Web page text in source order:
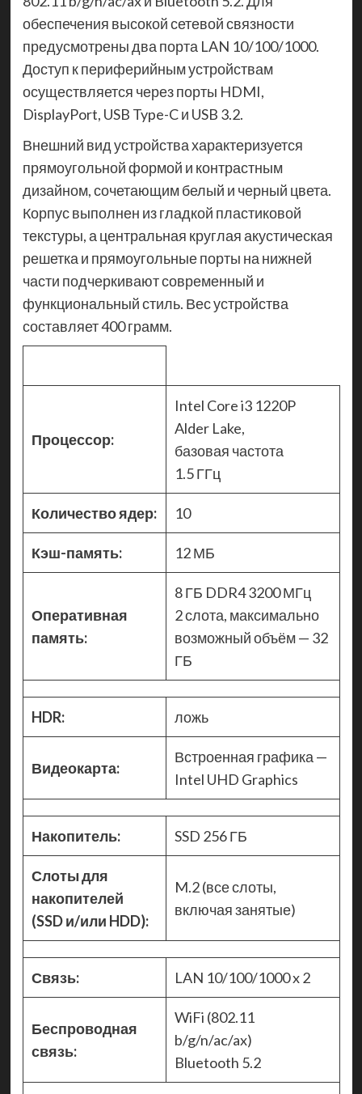
обеспечения высокой сетевой связности
предусмотрены два порта LAN 10/100/1000.
Доступ к периферийным устройствам
осуществляется через порты HDMI,
DisplayPort, USB Type-C и USB 3.2.
Внешний вид устройства характеризуется
прямоугольной формой и контрастным
дизайном, сочетающим белый и черный цвета.
Корпус выполнен из гладкой пластиковой
текстуры, а центральная круглая акустическая
решетка и прямоугольные порты на нижней
части подчеркивают современный и
функциональный стиль. Вес устройства
составляет 400 грамм.
Процессор:
Intel Core i3 1220P
Alder Lake,
базовая частота
1.5 ГГц
Количество ядер: 10
Кэш-память: 12 МБ
Оперативная
память:
8 ГБ DDR4 3200 МГц
2 слота, максимально
возможный объём — 32
ГБ
HDR: ложь
Видеокарта:
Встроенная графика —
Intel UHD Graphics
Накопитель: SSD 256 ГБ
Слоты для
накопителей
(SSD и/или HDD):
M.2 (все слоты,
включая занятые)
Связь: LAN 10/100/1000 x 2
Беспроводная
связь:
WiFi (802.11
b/g/n/ac/ax)
Bluetooth 5.2